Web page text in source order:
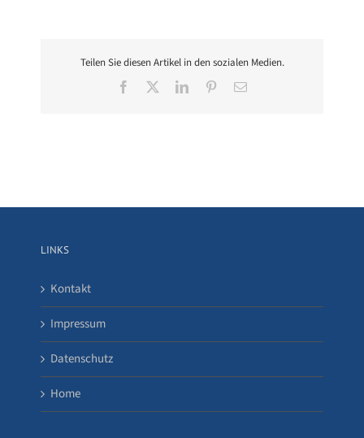
Teilen Sie diesen Artikel in den sozialen Medien.
Facebook LinkedInPinterest
E-
LINKS
Kontakt
Impressum
Datenschutz
Home